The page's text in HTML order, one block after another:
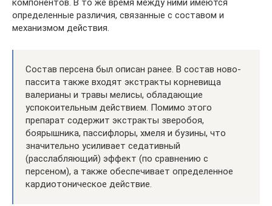
компонентов. В то же время между ними имеются
определенные различия, связанные с составом и
механизмом действия.
Состав персена был описан ранее. В состав ново-
пассита также входят экстракты корневища
валерианы и травы мелисы, обладающие
успокоительным действием. Помимо этого
препарат содержит экстракты зверобоя,
боярышника, пассифлоры, хмеля и бузины, что
значительно усиливает седативный
(расслабляющий) эффект (по сравнению с
персеном), а также обеспечивает определенное
кардиотоническое действие.